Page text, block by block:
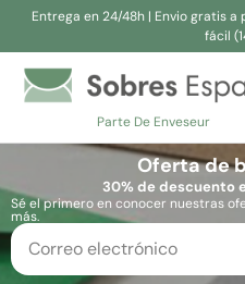
Entrega en 24/48h | Envio gratis
fácil
Parte De Enveseur
Buscar
Buscar Oferta de
30% de descuento
Sé el primero en conocer nuestras
más.